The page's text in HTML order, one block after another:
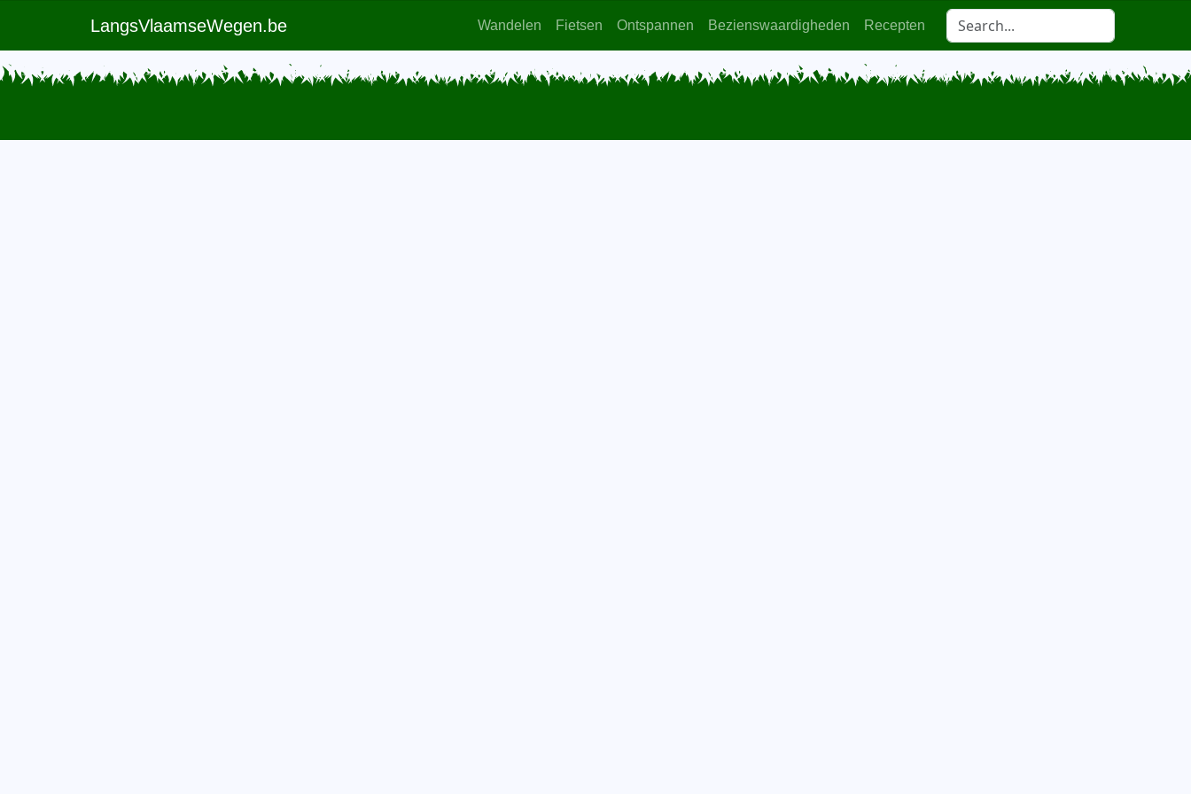
LangsVlaamseWegen.be Wandelen Fietsen Ontspannen Bezienswaardigheden Recepten